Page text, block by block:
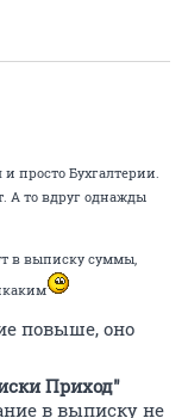
просто Бухгалтерии.
А то вдруг однажды
в выписку суммы,
повыше, оно
Приход"
в выписку не